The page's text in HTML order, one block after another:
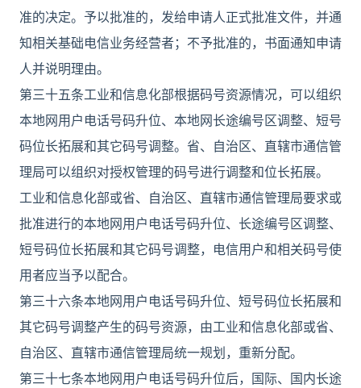
准的决定。予以批准的，发给申请人正式批准文件，并通
知相关基础电信业务经营者；不予批准的，书面通知申请
人并说明理由。
第三十五条工业和信息化部根据码号资源情况，可以组织
本地网用户电话号码升位、本地网长途编号区调整、短号
码位长拓展和其它码号调整。省、自治区、直辖市通信管
理局可以组织对授权管理的码号进行调整和位长拓展。
工业和信息化部或省、自治区、直辖市通信管理局要求或
批准进行的本地网用户电话号码升位、长途编号区调整、
短号码位长拓展和其它码号调整，电信用户和相关码号使
用者应当予以配合。
第三十六条本地网用户电话号码升位、短号码位长拓展和
其它码号调整产生的码号资源，由工业和信息化部或省、
自治区、直辖市通信管理局统一规划，重新分配。
第三十七条本地网用户电话号码升位后，国际、国内长途